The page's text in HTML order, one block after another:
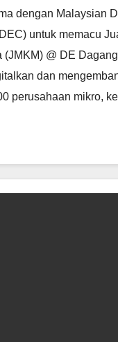
dengan Malaysian
untuk memacu
(JMKM) @ DE
dan
perusahaan mikro,